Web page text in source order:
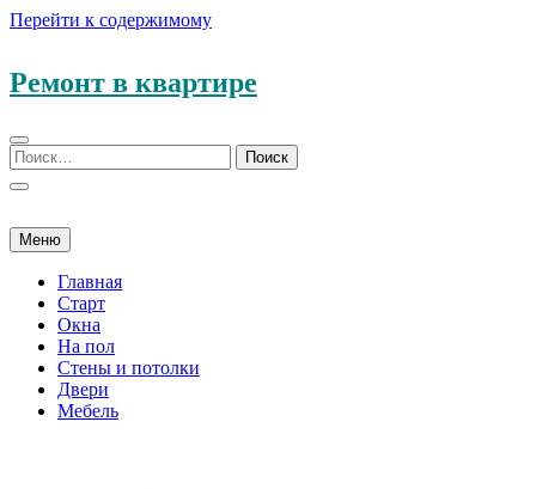
Перейти к содержимому
Ремонт в квартире
Меню
Главная
Старт
Окна
На пол
Стены и потолки
Двери
Мебель